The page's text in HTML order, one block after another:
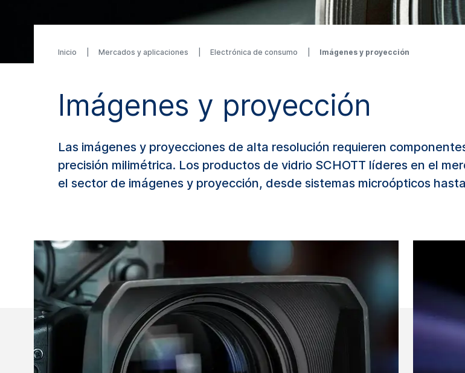
Inicio Mercados y aplicaciones Electrónica de consumo Imágenes y proyección
Imágenes y proyección
Las imágenes y proyecciones de alta resolución requieren
precisión milimétrica. Los productos de vidrio SCHOTT líderes en el
el sector de imágenes y proyección, desde sistemas microópticos